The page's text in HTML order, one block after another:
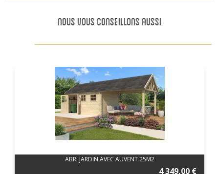
NOUS VOUS CONSEILLONS AUSSI
ABRI JARDIN AVEC AUVENT 25M2
4 349,00 €